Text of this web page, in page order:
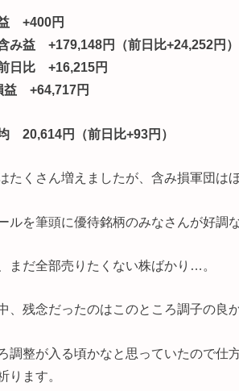
+400円
み益 +179,148円（前日比+24,252円）
日比 +16,215円
益 +64,717円
20,614円（前日比+93円）
たくさん増えましたが、含み損軍団は
ルを筆頭に優待銘柄のみなさんが好調
まだ全部売りたくない株ばかり…。
、残念だったのはこのところ調子の良
調整が入る頃かなと思っていたので仕
ります。